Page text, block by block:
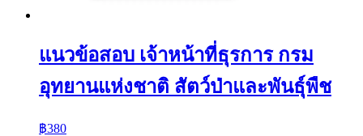
แนวข้อสอบ เจ้าหน้าที่ธุรการ กรม
อุทยานแห่งชาติ สัตว์ป่าและพันธุ์พืช
฿380